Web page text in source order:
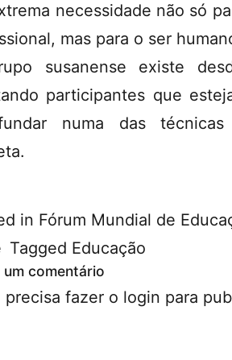
necessidade não só
mas para o ser
susanense existe
participantes que
numa das
in Fórum Mundial de
Tagged Educação
um comentário
precisa fazer o login para